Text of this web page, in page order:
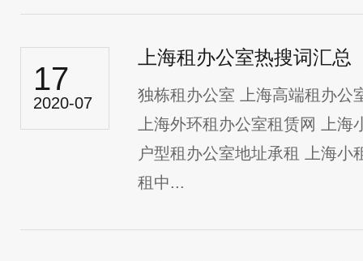
17
2020-07
上海租办公室热搜词汇总
独栋租办公室 上海高端租办公
上海外环租办公室租赁网 上
户型租办公室地址承租 上海
租中...